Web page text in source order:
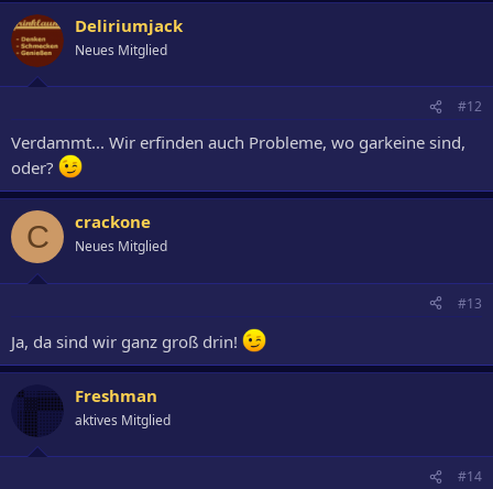
Deliriumjack
Neues Mitglied
#12
Verdammt... Wir erfinden auch Probleme, wo garkeine sind,
oder?
C crackone
Neues Mitglied
#13
Ja, da sind wir ganz groß drin!
Freshman
aktives Mitglied
#14